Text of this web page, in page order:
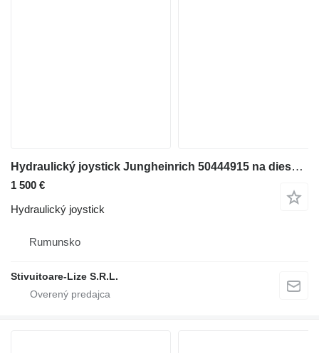
Hydraulický joystick Jungheinrich 50444915 na dieselového vysokozdvižného vozíka Jungheinrich ETV
1 500 €
Hydraulický joystick
Rumunsko
Stivuitoare-Lize S.R.L.